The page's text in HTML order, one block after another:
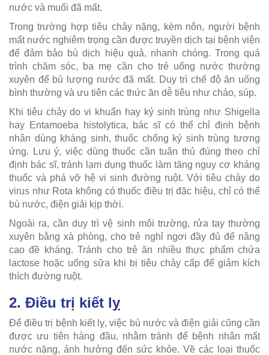
nước và muối đã mất.
Trong trường hợp tiêu chảy nặng, kèm nôn, người bệnh
mất nước nghiêm trọng cần được truyền dịch tại bệnh viện
để đảm bảo bù dịch hiệu quả, nhanh chóng. Trong quá
trình chăm sóc, ba mẹ cần cho trẻ uống nước thường
xuyên để bù lượng nước đã mất. Duy trì chế độ ăn uống
bình thường và ưu tiên các thức ăn dễ tiêu như cháo, súp.
Khi tiêu chảy do vi khuẩn hay ký sinh trùng như Shigella
hay Entamoeba histolytica, bác sĩ có thể chỉ định bệnh
nhân dùng kháng sinh, thuốc chống ký sinh trùng tương
ứng. Lưu ý, việc dùng thuốc cần tuân thủ đúng theo chỉ
định bác sĩ, tránh lạm dụng thuốc làm tăng nguy cơ kháng
thuốc và phá vỡ hệ vi sinh đường ruột. Với tiêu chảy do
virus như Rota không có thuốc điều trị đặc hiệu, chỉ có thể
bù nước, điện giải kịp thời.
Ngoài ra, cần duy trì vệ sinh môi trường, rửa tay thường
xuyên bằng xà phòng, cho trẻ nghỉ ngơi đầy đủ để nâng
cao đề kháng. Tránh cho trẻ ăn nhiều thực phẩm chứa
lactose hoặc uống sữa khi bị tiêu chảy cấp để giảm kích
thích đường ruột.
2. Điều trị kiết lỵ
Để điều trị bệnh kiết lỵ, việc bù nước và điện giải cũng cần
được ưu tiên hàng đầu, nhằm tránh để bệnh nhân mất
nước nặng, ảnh hưởng đến sức khỏe. Về các loại thuốc